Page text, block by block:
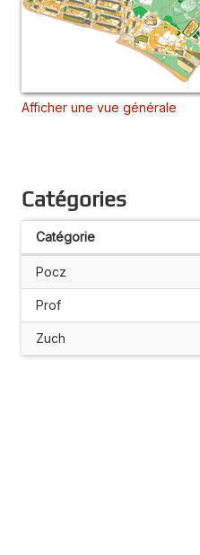
Afficher une vue générale
Catégories
Catégorie
Pocz
Prof
Zuch